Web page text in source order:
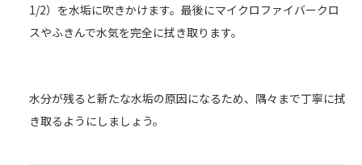
1/2）を水垢に吹きかけます。最後にマイクロファイバークロ
スやふきんで水気を完全に拭き取ります。
水分が残ると新たな水垢の原因になるため、隅々まで丁寧に拭
き取るようにしましょう。